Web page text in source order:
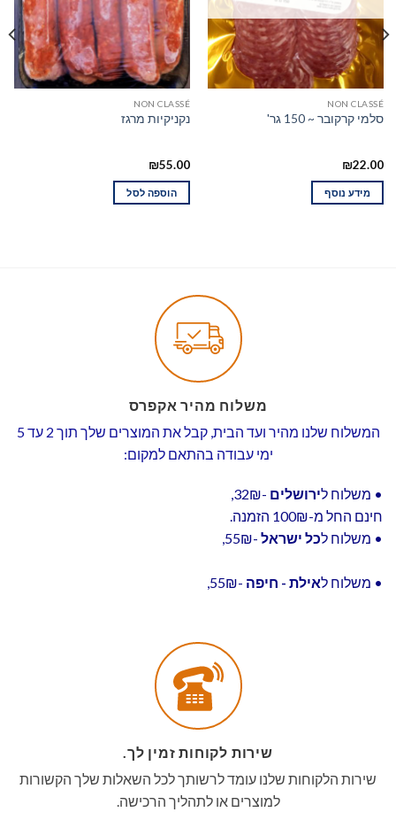
NON CLASSÉ
סלמי קרקובר ~ 150 גר'
₪22.00
מידע נוסף
NON CLASSÉ
נקניקיות מרגז
₪55.00
הוספה לסל
משלוח מהיר אקפרס
המשלוח שלנו מהיר ועד הבית, קבל את המוצרים שלך תוך 2 עד 5
ימי עבודה בהתאם למקום:
• משלוח לירושלים -32₪,
חינם החל מ-100₪ הזמנה.
• משלוח לכל ישראל -55₪,
• משלוח לאילת - חיפה -55₪,
שירות לקוחות זמין לך.
שירות הלקוחות שלנו עומד לרשותך לכל השאלות שלך הקשורות
למוצרים או לתהליך הרכישה.